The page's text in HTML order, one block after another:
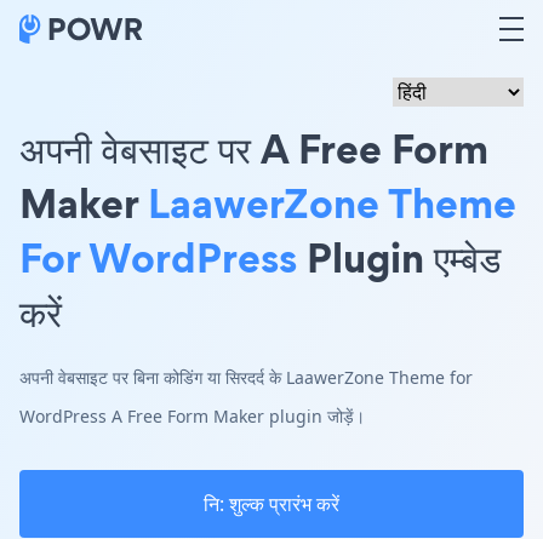
अपनी वेबसाइट पर A Free Form
MakerLaawerZone Theme
For WordPress Plugin एम्बेड
करें
अपनी वेबसाइट पर बिना कोडिंग या सिरदर्द के LaawerZone Theme for
WordPress A Free Form Maker plugin जोड़ें।
नि: शुल्क प्रारंभ करें